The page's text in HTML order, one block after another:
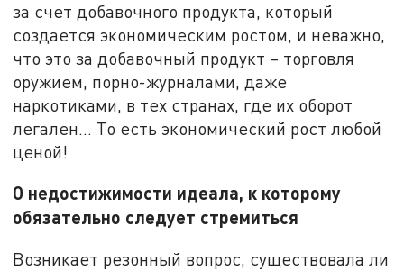
за счет добавочного продукта, который
создается экономическим ростом, и неважно,
что это за добавочный продукт – торговля
оружием, порно-журналами, даже
наркотиками, в тех странах, где их оборот
легален… То есть экономический рост любой
ценой!
О недостижимости идеала, к которому
обязательно следует стремиться
Возникает резонный вопрос, существовала ли